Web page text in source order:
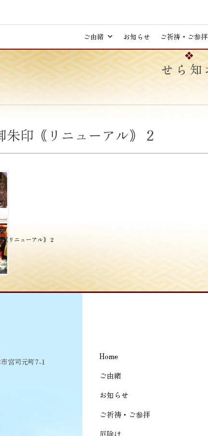
ご由緒 お知らせ ご祈祷・ご参拝
お知らせ
印｟リニューアル｠ 2
リニューアル｠ 2
Home
ご由緒
お知らせ
ご祈祷・ご参拝
厄除け
宮司元町7-1